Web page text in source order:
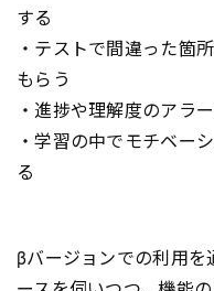
する
・テストで間違った箇
もらう
・進捗や理解度のアラ
・学習の中でモチベー
る
βバージョンでの利用